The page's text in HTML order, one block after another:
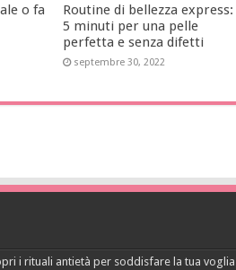
o fa
Routine di bellezza express:
5 minuti per una pelle
perfetta e senza difetti
septembre 30, 2022
i rituali antietà per soddisfare la tua voglia